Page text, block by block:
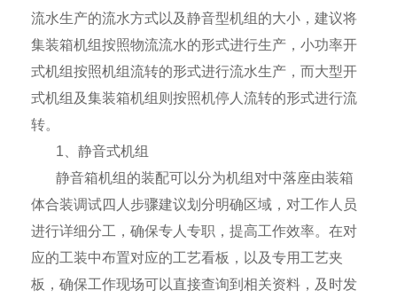
流水生产的流水方式以及静音型机组的大小，建议将
集装箱机组按照物流流水的形式进行生产，小功率开
式机组按照机组流转的形式进行流水生产，而大型开
式机组及集装箱机组则按照机停人流转的形式进行流
转。
1 、静音式机组
静音箱机组的装配可以分为机组对中落座由装箱
体合装调试四人步骤建议划分明确区域，对工作人员
进行详细分工，确保专人专职，提高工作效率。在对
应的工装中布置对应的工艺看板，以及专用工艺夹
板，确保工作现场可以直接查询到相关资料，及时发